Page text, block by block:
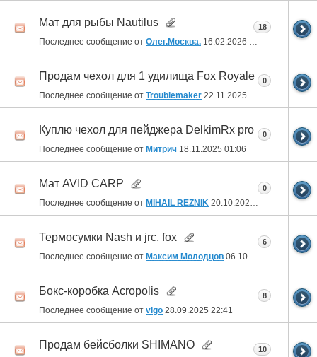
Мат для рыбы Nautilus
Последнее сообщение от Олег.Москва. 16.02.2026
18
Продам чехол для 1 удилища Fox Royale
Последнее сообщение от Troublemaker 22.11.2025
0
Куплю чехол для пейджера DelkimRx pro
Последнее сообщение от Митрич 18.11.2025 01:06
0
Мат AVID CARP
Последнее сообщение от MIHAIL REZNIK 20.10.2025
0
Термосумки Nash и jrc, fox
Последнее сообщение от Максим Молодцов 06.10.2025
6
Бокс-коробка Acropolis
Последнее сообщение от vigo 28.09.2025 22:41
8
Продам бейсболки SHIMANO 10